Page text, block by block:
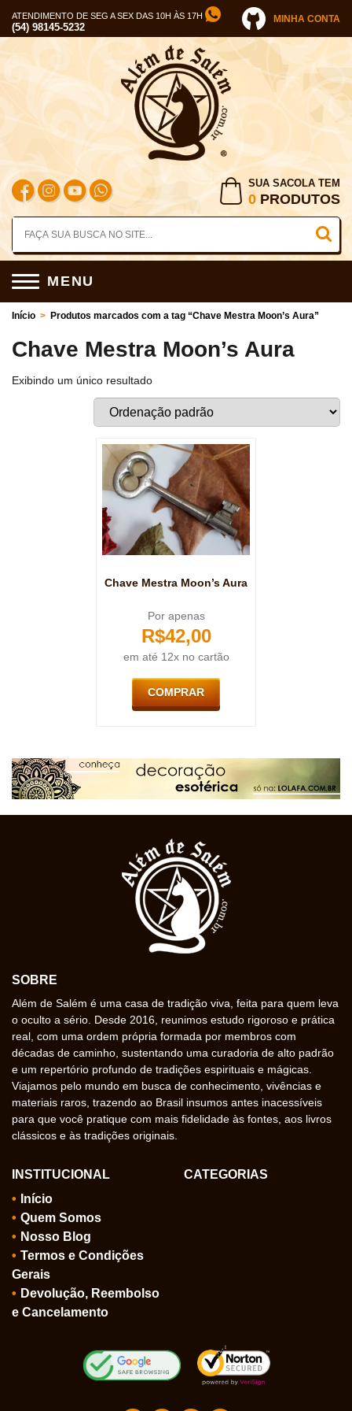
ATENDIMENTO DE SEG A SEX DAS 10H ÀS 17H
(54) 98145-5232
MINHA CONTA
SUA SACOLA TEM
0 PRODUTOS
MENU
Início > Produtos marcados com a tag “Chave Mestra Moon’s Aura”
Chave Mestra Moon’s Aura
Exibindo um único resultado
Chave Mestra Moon’s Aura
Por apenas
R$42,00
em até 12x no cartão
COMPRAR
SOBRE
Além de Salém é uma casa de tradição viva, feita para quem leva
o oculto a sério. Desde 2016, reunimos estudo rigoroso e prática
real, com uma ordem própria formada por membros com
décadas de caminho, sustentando uma curadoria de alto padrão
e um repertório profundo de tradições espirituais e mágicas.
Viajamos pelo mundo em busca de conhecimento, vivências e
materiais raros, trazendo ao Brasil insumos antes inacessíveis
para que você pratique com mais fidelidade às fontes, aos livros
clássicos e às tradições originais.
INSTITUCIONAL
Início
Quem Somos
Nosso Blog
Termos e Condições
Gerais
Devolução, Reembolso
e Cancelamento
CATEGORIAS